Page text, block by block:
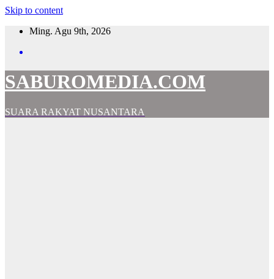
Skip to content
Ming. Agu 9th, 2026
SABUROMEDIA.COM
SUARA RAKYAT NUSANTARA